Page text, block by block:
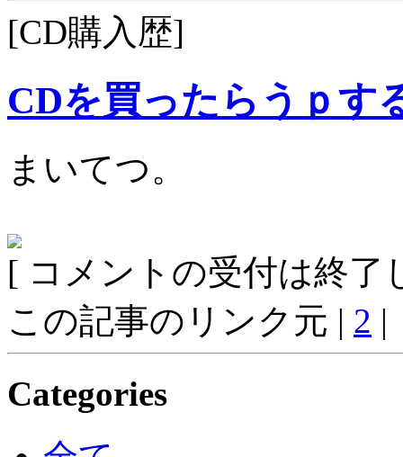
[CD購入歴]
CDを買ったらうｐす
まいてつ。
[ コメントの受付は終了
この記事のリンク元 | 2 |
Categories